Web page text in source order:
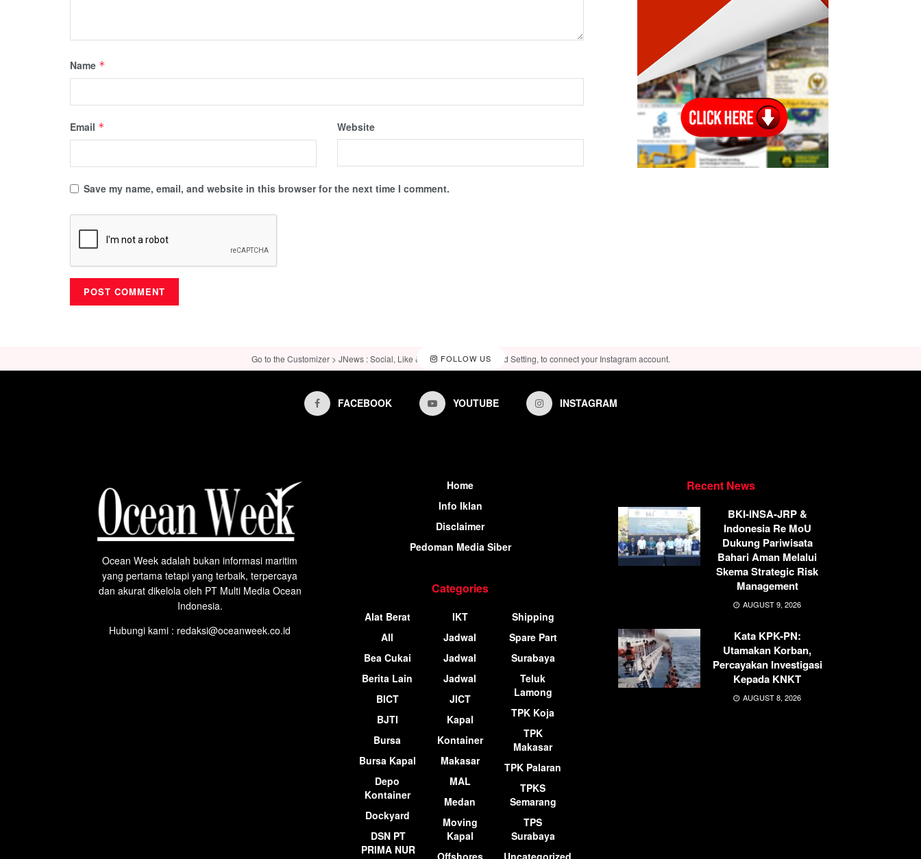
Name *
Email * Website
Save my name, email, and website in this browser for the next time I comment.
FOLLOW US
Go to the Customizer > JNews : Social, Like & View > Instagram Feed Setting, to connect your Instagram account.
FACEBOOK YOUTUBE INSTAGRAM
Ocean Week adalah bukan informasi maritim
yang pertama tetapi yang terbaik, terpercaya
dan akurat dikelola oleh PT Multi Media Ocean
Indonesia.
Hubungi kami : redaksi@oceanweek.co.id
Home
Info Iklan
Disclaimer
Pedoman Media Siber
Categories
Alat Berat
All
Bea Cukai
Berita Lain
BICT
BJTI
Bursa
Bursa Kapal
Depo
Kontainer
Dockyard
DSN PT
PRIMA NUR
IKT
Jadwal
Jadwal
Jadwal
JICT
Kapal
Kontainer
Makasar
MAL
Medan
Moving
Kapal
Offshores
Shipping
Spare Part
Surabaya
Teluk
Lamong
TPK Koja
TPK
Makasar
TPK Palaran
TPKS
Semarang
TPS
Surabaya
Uncategorized
Recent News
BKI-INSA-JRP &
Indonesia Re MoU
Dukung Pariwisata
Bahari Aman Melalui
Skema Strategic Risk
Management
AUGUST 9, 2026
Kata KPK-PN:
Utamakan Korban,
Percayakan Investigasi
Kepada KNKT
AUGUST 8, 2026